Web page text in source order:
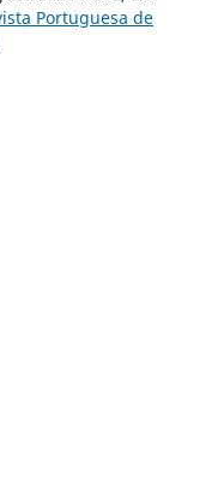
Portuguesa de